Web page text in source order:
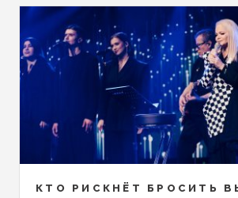
КТО РИСКНЁТ БРОСИТЬ